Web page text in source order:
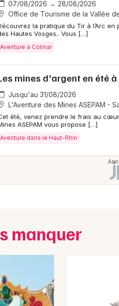
07/08/2026 → 28/08/2026
Office de Tourisme de la Vallée
la pratique du Tir à l’Arc
Hautes Vosges.. Vous […]
Aventure à Colmar
mines d'argent en été à
Jusqu'au 31/08/2026
L'Aventure des Mines ASEPAM -
été, venez prendre le frais au
ASEPAM vous propose […]
Aventure dans le Haut-Rhin
manquer